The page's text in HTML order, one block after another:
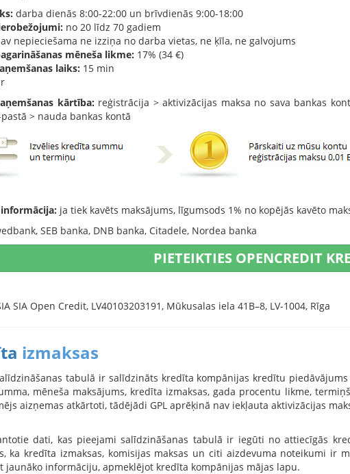
darba dienās 8:00-22:00 un brīvdienās 9:00-18:00
no 20 līdz 70 gadiem
nepieciešama ne izziņa no darba vietas, ne ķīla, ne galvojums
mēneša likme: 17% (34 €)
laiks: 15 min
kārtība: reģistrācija > aktivizācijas maksa no sava bankas
> nauda bankas kontā
ja tiek kavēts maksājums, līgumsods 1% no kopējās kavēto
SEB banka, DNB banka, Citadele, Nordea banka
PIETEIKTIES OPENCREDIT
SIA Open Credit, LV40103203191, Mūkusalas iela 41B–8, LV-1004, Rīga
izmaksas
tabulā ir salīdzināts kredīta kompānijas kredītu
mēneša maksājums, kredīta izmaksas, gada procentu likme,
aizņemas atkārtoti, tādējādi GPL aprēķinā nav iekļauta aktivizācijas
dati, kas pieejami salīdzināšanas tabulā ir iegūti no attiecīgās
ka kredīta izmaksas, komisijas maksas un citi aizdevuma noteikumi ir
jaunāko informāciju, apmeklējot kredīta kompānijas mājas lapu.